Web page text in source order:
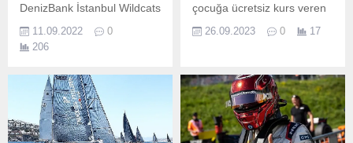
DenizBank İstanbul Wildcats
11.09.2022
0
206
çocuğa ücretsiz kurs veren
de 8 ayrı branşta hizmet
26.09.2023 0 17